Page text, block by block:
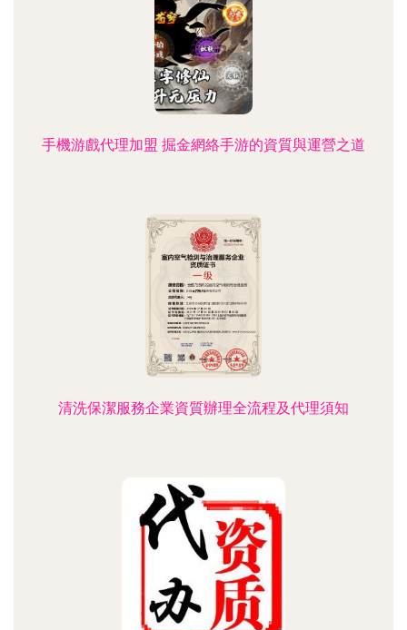
手機游戲代理加盟 掘金網絡手游的資質與運營之道
清洗保潔服務企業資質辦理全流程及代理須知